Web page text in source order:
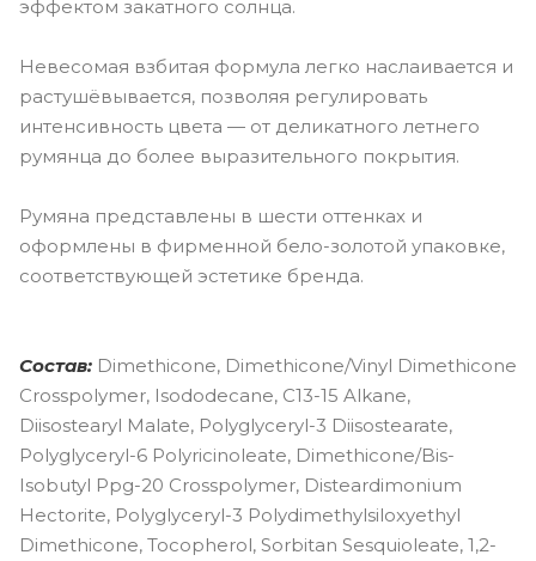
эффектом закатного солнца.
Невесомая взбитая формула легко наслаивается и
растушёвывается, позволяя регулировать
интенсивность цвета — от деликатного летнего
румянца до более выразительного покрытия.
Румяна представлены в шести оттенках и
оформлены в фирменной бело-золотой упаковке,
соответствующей эстетике бренда.
Состав: Dimethicone, Dimethicone/Vinyl Dimethicone
Crosspolymer, Isododecane, C13-15 Alkane,
Diisostearyl Malate, Polyglyceryl-3 Diisostearate,
Polyglyceryl-6 Polyricinoleate, Dimethicone/Bis-
Isobutyl Ppg-20 Crosspolymer, Disteardimonium
Hectorite, Polyglyceryl-3 Polydimethylsiloxyethyl
Dimethicone, Tocopherol, Sorbitan Sesquioleate, 1,2-